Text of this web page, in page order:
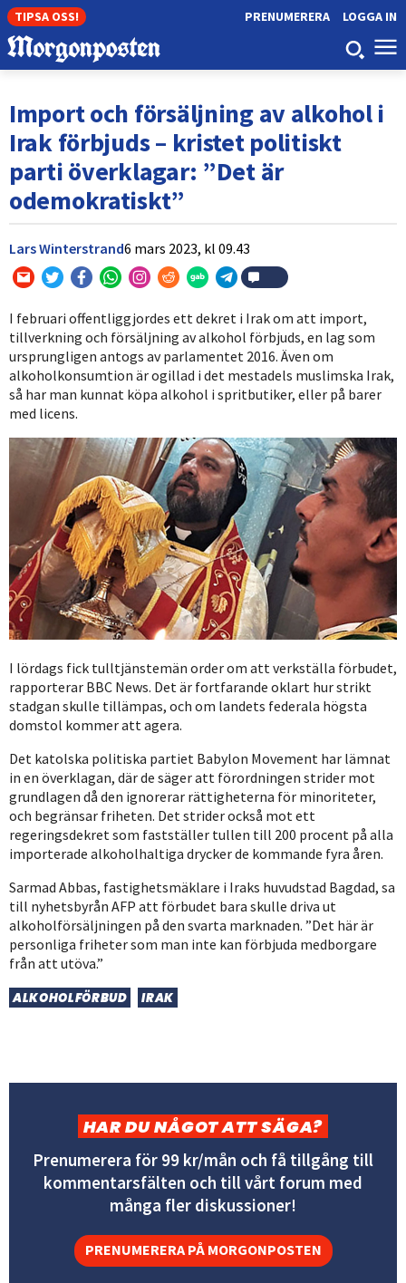
TIPSA OSS! LOGGA IN
PRENUMERERA
Import och försäljning av alkohol i
Irak förbjuds – kristet politiskt
parti överklagar: ”Det är
odemokratiskt”
Lars Winterstrand6 mars 2023, kl 09.43
I februari offentliggjordes ett dekret i Irak om att import,
tillverkning och försäljning av alkohol förbjuds, en lag som
ursprungligen antogs av parlamentet 2016. Även om
alkoholkonsumtion är ogillad i det mestadels muslimska Irak,
så har man kunnat köpa alkohol i spritbutiker, eller på barer
med licens.
I lördags fick tulltjänstemän order om att verkställa förbudet,
rapporterar BBC News. Det är fortfarande oklart hur strikt
stadgan skulle tillämpas, och om landets federala högsta
domstol kommer att agera.
Det katolska politiska partiet Babylon Movement har lämnat
in en överklagan, där de säger att förordningen strider mot
grundlagen då den ignorerar rättigheterna för minoriteter,
och begränsar friheten. Det strider också mot ett
regeringsdekret som fastställer tullen till 200 procent på alla
importerade alkoholhaltiga drycker de kommande fyra åren.
Sarmad Abbas, fastighetsmäklare i Iraks huvudstad Bagdad, sa
till nyhetsbyrån AFP att förbudet bara skulle driva ut
alkoholförsäljningen på den svarta marknaden. ”Det här är
personliga friheter som man inte kan förbjuda medborgare
från att utöva.”
ALKOHOLFÖRBUD IRAK
HAR DU NÅGOT ATT SÄGA?
Prenumerera för 99 kr/mån och få tillgång till
kommentarsfälten och till vårt forum med
många fler diskussioner!
PRENUMERERA PÅ MORGONPOSTEN